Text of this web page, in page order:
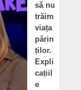
să nu
trăim
viața
părin
ților.
Expli
cațiil
e